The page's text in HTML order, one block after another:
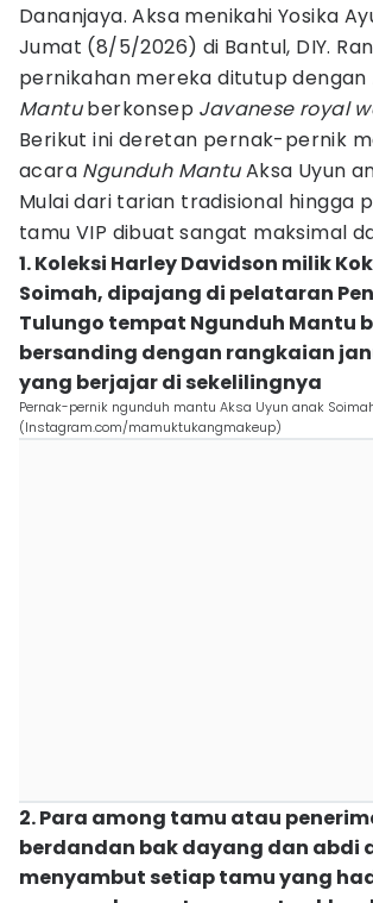
Dananjaya. Aksa menikahi Yosika
Jumat (8/5/2026) di Bantul, DIY.
pernikahan mereka ditutup dengan
Mantuberkonsep Javanese royal
Berikut ini deretan pernak-pernik
acara Ngunduh MantuAksa Uyun
Mulai dari tarian tradisional hingga
tamu VIP dibuat sangat maksimal
1. Koleksi Harley Davidson milik
Soimah, dipajang di pelataran
Tulungo tempat Ngunduh Mantu
bersanding dengan rangkaian
yang berjajar di sekelilingnya
Pernak-pernik ngunduh mantu Aksa Uyun anak
(Instagram.com/mamuktukangmakeup)
2. Para among tamu atau
berdandan bak dayang dan abdi
menyambut setiap tamu yang